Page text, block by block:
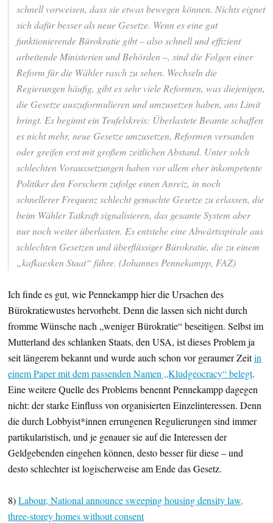
schnell vorweisen, dass sie etwas bewegen können. Nichts eignet
sich dafür besser als neue Gesetze. Wenn es eine gut
funktionierende Bürokratie gibt – also schnell und effizient
arbeitende Ministerien und Behörden –, sind die Folgen einer
Reform für die Wähler rasch zu sehen. Wechseln die
Regierungen häufig, gibt es sehr viele Reformen, was diejenigen,
die Gesetze auszuformulieren und umzusetzen haben, ans Limit
bringt. Es beginnt ein Teufelskreis: Überlastete Beamte schaffen
es nicht mehr, neue Gesetze umzusetzen, Reformen versanden
oder greifen erst mit großem zeitlichen Abstand. Unter solch
schlechten Voraussetzungen haben vor allem eher inkompetente
Politiker den Forschern zufolge einen Anreiz, in noch
schnellerer Frequenz schlecht gemachte Gesetze zu erlassen, die
beim Wähler Tatkraft signalisieren, das gesamte System aber
nur noch weiter überlasten. Es entstehe eine Abwärtsspirale aus
schlechten Gesetzen und überflüssiger Bürokratie, die zu einem
„kafkaesken Staat“ führe. (Johannes Pennekampp, FAZ)
Ich finde es gut, wie Pennekampp hier die Ursachen des
Bürokratiewustes hervorhebt. Denn die lassen sich nicht durch
fromme Wünsche nach „weniger Bürokratie“ beseitigen. Selbst im
Mutterland des schlanken Staats, den USA, ist dieses Problem ja
seit längerem bekannt und wurde auch schon vor geraumer Zeitin
einem Paper mit dem passenden Namen „Kludgeocracy“ belegt.
Eine weitere Quelle des Problems benennt Pennekampp dagegen
nicht: der starke Einfluss von organisierten Einzelinteressen. Denn
die durch Lobbyist*innen errungenen Regulierungen sind immer
partikularistisch, und je genauer sie auf die Interessen der
Geldgebenden eingehen können, desto besser für diese – und
desto schlechter ist logischerweise am Ende das Gesetz.
8)Labour, National announce sweeping housing density law,
three-storey homes without consent